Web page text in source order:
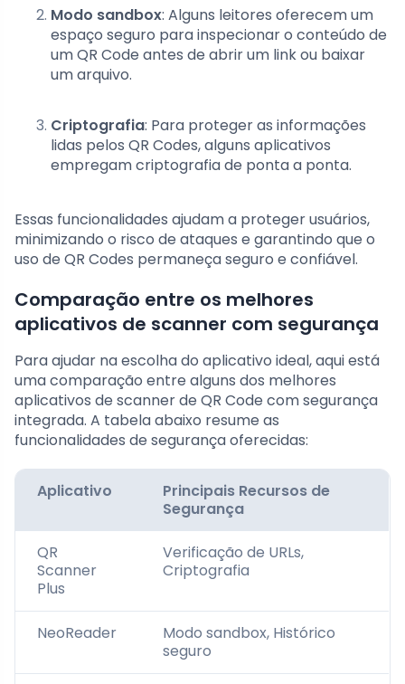
Modo sandbox: Alguns leitores oferecem um
espaço seguro para inspecionar o conteúdo de
um QR Code antes de abrir um link ou baixar
um arquivo.
Criptografia: Para proteger as informações
lidas pelos QR Codes, alguns aplicativos
empregam criptografia de ponta a ponta.
Essas funcionalidades ajudam a proteger usuários,
minimizando o risco de ataques e garantindo que o
uso de QR Codes permaneça seguro e confiável.
Comparação entre os melhores
aplicativos de scanner com segurança
Para ajudar na escolha do aplicativo ideal, aqui está
uma comparação entre alguns dos melhores
aplicativos de scanner de QR Code com segurança
integrada. A tabela abaixo resume as
funcionalidades de segurança oferecidas:
Aplicativo
Principais Recursos de
Segurança
QR
Scanner
Plus
Verificação de URLs,
Criptografia
NeoReader
Modo sandbox, Histórico
seguro